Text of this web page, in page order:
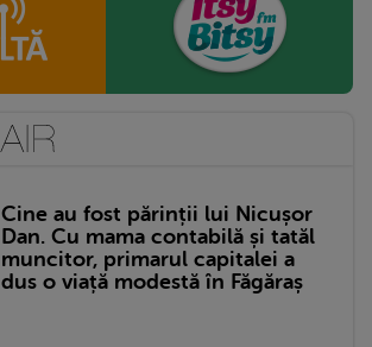
Cine au fost părinții lui Nicușor
Dan. Cu mama contabilă și tatăl
muncitor, primarul capitalei a
dus o viață modestă în Făgăraș